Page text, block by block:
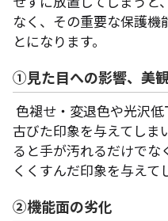
なく、その重要な保護機
とになります。
①見た目への影響、美
色褪せ・変退色や光沢低
古びた印象を与えてしま
ると手が汚れるだけで
くくすんだ印象を与えて
②機能面の劣化